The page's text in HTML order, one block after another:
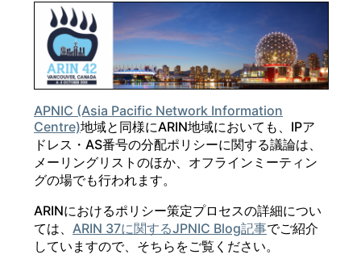
APNIC (Asia Pacific Network Information
Centre)地域と同様にARIN地域においても、IPア
ドレス・AS番号の分配ポリシーに関する議論は、
メーリングリストのほか、オフラインミーティン
グの場でも行われます。
ARINにおけるポリシー策定プロセスの詳細につい
ては、 ARIN 37に関するJPNIC Blog記事でご紹介
していますので、そちらをご覧ください。